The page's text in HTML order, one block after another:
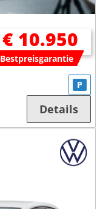
€ 10.950
Bestpreisgarantie
P
Details